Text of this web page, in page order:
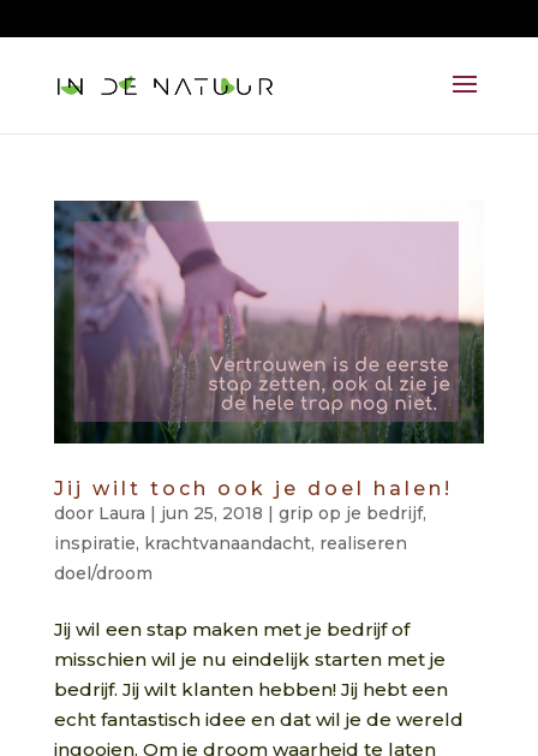
Jij wilt toch ook je doel halen!
door Laura | jun 25, 2018 | grip op je bedrijf,
inspiratie, krachtvanaandacht, realiseren
doel/droom
Jij wil een stap maken met je bedrijf of
misschien wil je nu eindelijk starten met je
bedrijf. Jij wilt klanten hebben! Jij hebt een
echt fantastisch idee en dat wil je de wereld
ingooien. Om je droom waarheid te laten